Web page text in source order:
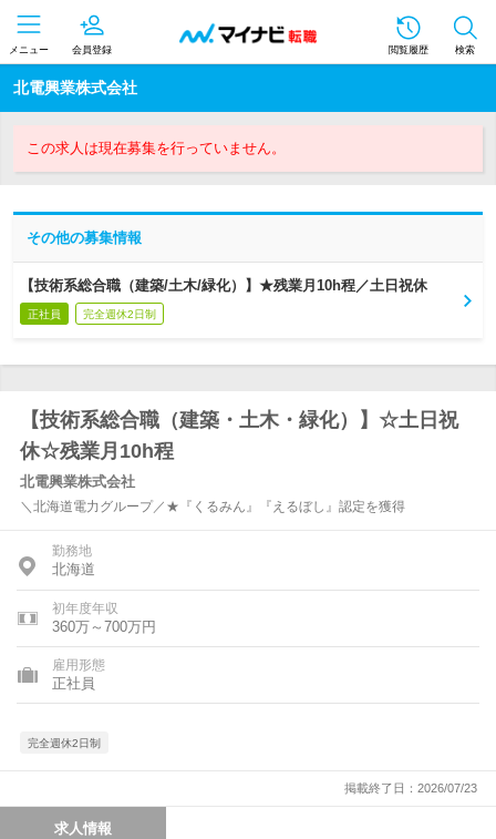
メニュー 会員登録 閲覧履歴 検索
北電興業株式会社
この求人は現在募集を行っていません。
その他の募集情報
【技術系総合職（建築/土木/緑化）】★残業月10h程／土日祝休
正社員 完全週休2日制
【技術系総合職（建築・土木・緑化）】☆土日祝
休☆残業月10h程
北電興業株式会社
＼北海道電力グループ／★『くるみん』『えるぼし』認定を獲得
勤務地
北海道
初年度年収
360万～700万円
雇用形態
正社員
完全週休2日制
掲載終了日：2026/07/23
求人情報